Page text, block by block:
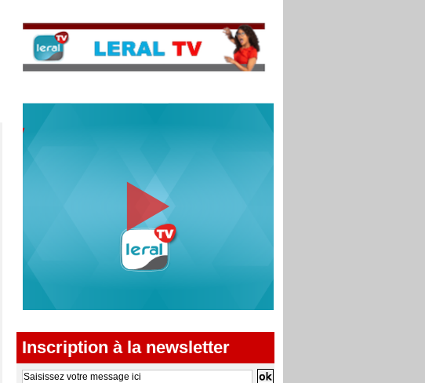
Inscription à la newsletter